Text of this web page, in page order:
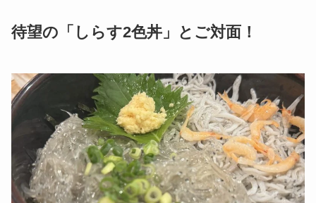
待望の「しらす2色丼」とご対面！